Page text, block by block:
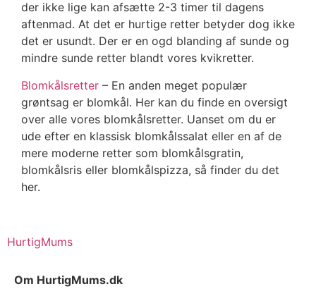
der ikke lige kan afsætte 2-3 timer til dagens
aftenmad. At det er hurtige retter betyder dog ikke
det er usundt. Der er en ogd blanding af sunde og
mindre sunde retter blandt vores kvikretter.
Blomkålsretter – En anden meget populær
grøntsag er blomkål. Her kan du finde en oversigt
over alle vores blomkålsretter. Uanset om du er
ude efter en klassisk blomkålssalat eller en af de
mere moderne retter som blomkålsgratin,
blomkålsris eller blomkålspizza, så finder du det
her.
HurtigMums
Om HurtigMums.dk